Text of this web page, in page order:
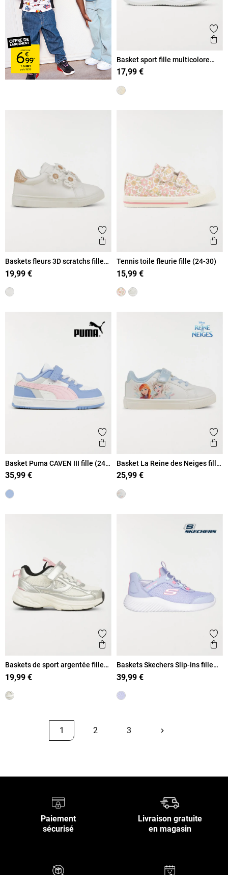
Basket sport fille multicolore
(24-30)
17,99 €
Ajouter aux favoris
Aperçu rapide
Baskets fleurs 3D scratchs fille
(24-30)
19,99 €
Tennis toile fleurie fille (24-30)
15,99 €
Ajouter aux favoris
Aperçu rapide
Basket Puma CAVEN III fille (24-
27)
35,99 €
Basket La Reine des Neiges fille
(24-30)
25,99 €
Ajouter aux favoris
Aperçu rapide
Baskets de sport argentée fille
(24-30)
19,99 €
Baskets Skechers Slip-ins fille
(27-31)
39,99 €
1 2 3 keyboard_arrow_rightSuivant
Paiement
sécurisé
Livraison gratuite
en magasin